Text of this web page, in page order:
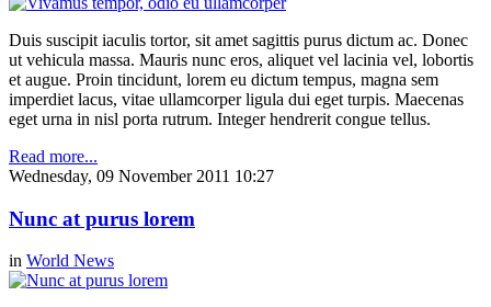
Duis suscipit iaculis tortor, sit amet sagittis purus dictum ac. Donec
ut vehicula massa. Mauris nunc eros, aliquet vel lacinia vel, lobortis
et augue. Proin tincidunt, lorem eu dictum tempus, magna sem
imperdiet lacus, vitae ullamcorper ligula dui eget turpis. Maecenas
eget urna in nisl porta rutrum. Integer hendrerit congue tellus.
Read more...
Wednesday, 09 November 2011 10:27
Nunc at purus lorem
in World News